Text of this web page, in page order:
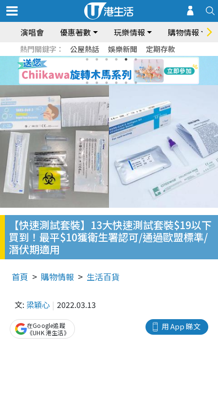
演唱會 優惠著數 玩樂情報 購物情報
熱門關鍵字： 公屋熱話 娛樂新聞 定期存款
【快速測試套裝】13大快速測試套裝$19以下
買到！最平$10獲衛生署認可/通過歐盟標準/
潛伏期適用
首頁 購物情報 生活百貨
文: 梁穎心 2022.03.13
用 App 睇文
在Google追蹤
《UHK 港生活》